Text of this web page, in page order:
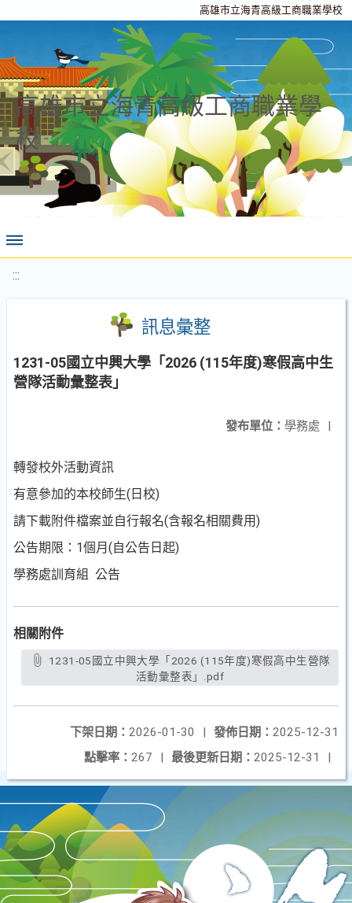
高雄市立海青高級工商職業學校
高雄市立海青高級工商職業學
校
:::
訊息彙整
1231-05國立中興大學「2026 (115年度)寒假高中生
營隊活動彙整表」
發布單位： 學務處 |
轉發校外活動資訊
有意參加的本校師生(日校)
請下載附件檔案並自行報名(含報名相關費用)
公告期限：1個月(自公告日起)
學務處訓育組 公告
相關附件
活動彙整表」.pdf
發佈日期： 2025-12-31
下架日期： 2026-01-30
|
最後更新日期： 2025-12-31 |
點擊率： 267 |